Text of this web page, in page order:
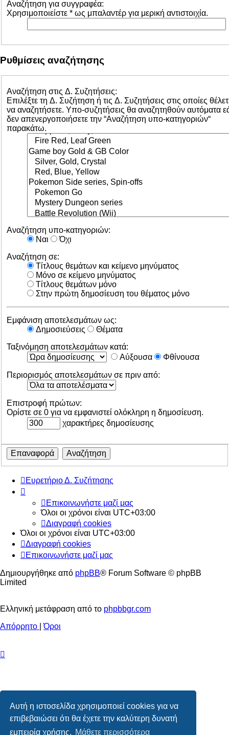
Αυτή η ιστοσελίδα χρησιμοποιεί cookies για να
επιβεβαιώσει ότι θα έχετε την καλύτερη δυνατή
εμπειρία χρήσης. Μάθετε περισσότερα
Αναζήτηση για συγγραφέα:
Χρησιμοποιείστε * ως μπαλαντέρ για μερική αντιστοιχία.
Ρυθμίσεις αναζήτησης
Αναζήτηση στις Δ. Συζητήσεις:
Επιλέξτε τη Δ. Συζήτηση ή τις Δ. Συζητήσεις στις οποίες
να αναζητήσετε. Υπο-συζητήσεις θα αναζητηθούν αυτόματα
δεν απενεργοποιήσετε την “Αναζήτηση υπο-κατηγοριών“
παρακάτω.
Αναζήτηση υπο-κατηγοριών:
Ναι
Όχι
Αναζήτηση σε:
Τίτλους θεμάτων και κείμενο μηνύματος
Μόνο σε κείμενο μηνύματος
Τίτλους θεμάτων μόνο
Στην πρώτη δημοσίευση του θέματος μόνο
Εμφάνιση αποτελεσμάτων ως:
Δημοσιεύσεις
Θέματα
Ταξινόμηση αποτελεσμάτων κατά:
Αύξουσα
Φθίνουσα
Περιορισμός αποτελεσμάτων σε πριν από:
Επιστροφή πρώτων:
Ορίστε σε 0 για να εμφανιστεί ολόκληρη η δημοσίευση.
χαρακτήρες δημοσίευσης
Ευρετήριο Δ. Συζήτησης
Επικοινωνήστε μαζί μας
Όλοι οι χρόνοι είναι UTC+03:00
Διαγραφή cookies
Όλοι οι χρόνοι είναι UTC+03:00
Διαγραφή cookies
Επικοινωνήστε μαζί μας
Δημιουργήθηκε από phpBB® Forum Software © phpBB
Limited
Ελληνική μετάφραση από το phpbbgr.com
Απόρρητο
|Όροι